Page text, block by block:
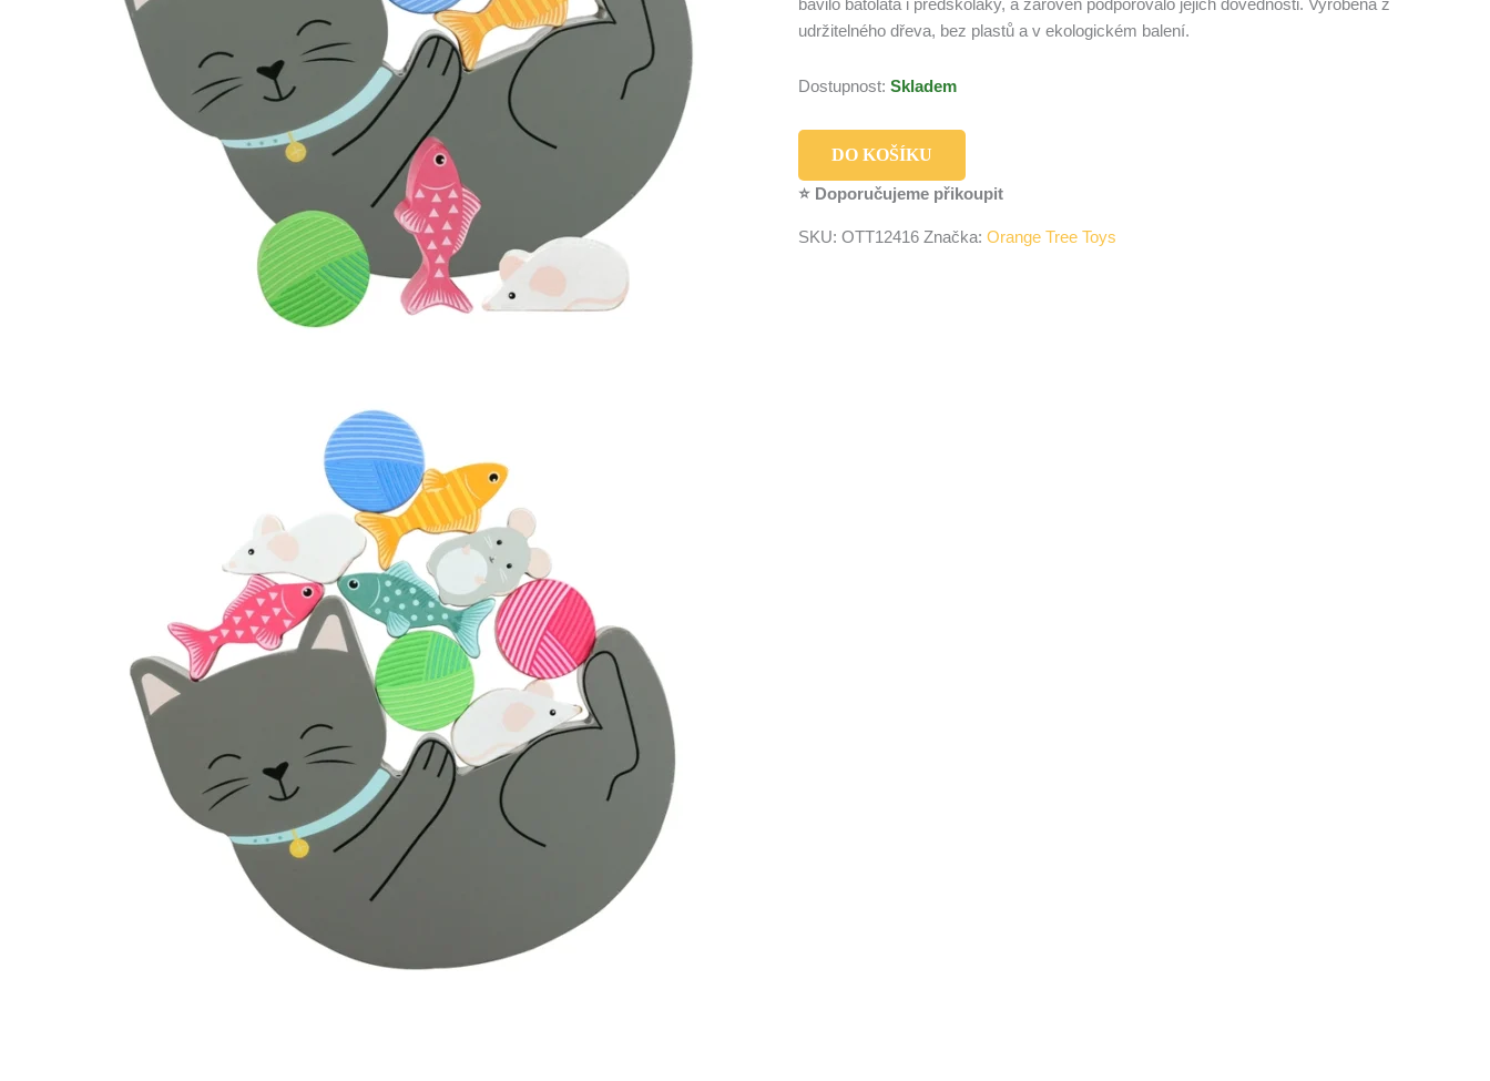
bavilo batolata i předškoláky, a zároveň podporovalo jejich dovednosti. Vyrobená z
udržitelného dřeva, bez plastů a v ekologickém balení.
Dostupnost: Skladem
DO KOŠÍKU
⭐ Doporučujeme přikoupit
SKU: OTT12416 Značka: Orange Tree Toys